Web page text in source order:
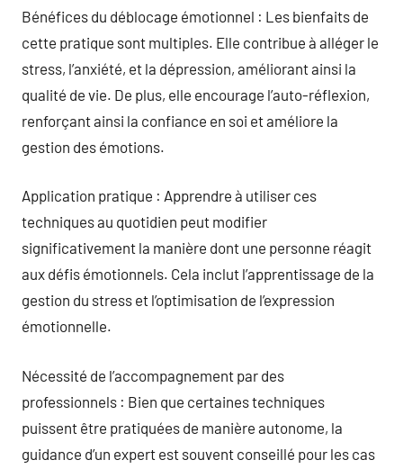
Bénéfices du déblocage émotionnel : Les bienfaits de
cette pratique sont multiples. Elle contribue à alléger le
stress, l’anxiété, et la dépression, améliorant ainsi la
qualité de vie. De plus, elle encourage l’auto-réflexion,
renforçant ainsi la confiance en soi et améliore la
gestion des émotions.
Application pratique : Apprendre à utiliser ces
techniques au quotidien peut modifier
significativement la manière dont une personne réagit
aux défis émotionnels. Cela inclut l’apprentissage de la
gestion du stress et l’optimisation de l’expression
émotionnelle.
Nécessité de l’accompagnement par des
professionnels : Bien que certaines techniques
puissent être pratiquées de manière autonome, la
guidance d’un expert est souvent conseillé pour les cas